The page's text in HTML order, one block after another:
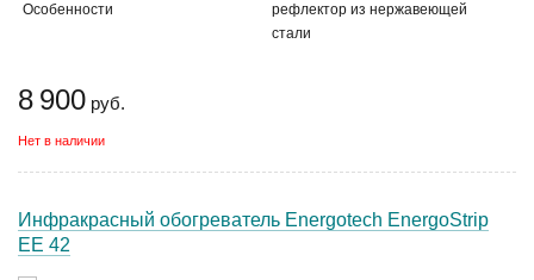
Особенности
рефлектор из нержавеющей
стали
8 900 руб.
Нет в наличии
Инфракрасный обогреватель Energotech EnergoStrip
EE 42